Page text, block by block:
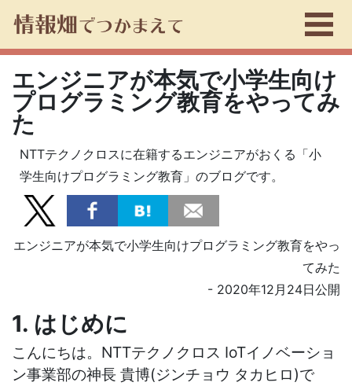
エンジニアが本気で⼩学⽣向け
プログラミング教育をやってみ
た
NTTテクノクロスに在籍するエンジニアがおくる「⼩
学⽣向けプログラミング教育」のブログです。
エンジニアが本気で小学生向けプログラミング教育をやっ
てみた
- 2020年12月24日公開
1. はじめに
こんにちは。NTTテクノクロス IoTイノベーショ
ン事業部の神長 貴博(ジンチョウ タカヒロ)で